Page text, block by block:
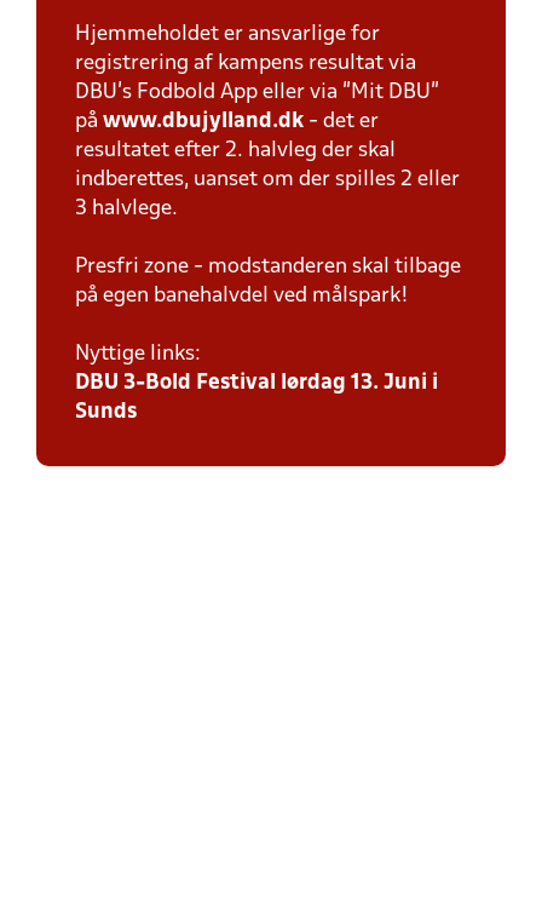
Hjemmeholdet er ansvarlige for
registrering af kampens resultat via
DBU’s Fodbold App eller via ”Mit DBU”
på www.dbujylland.dk - det er
resultatet efter 2. halvleg der skal
indberettes, uanset om der spilles 2 eller
3 halvlege.
Presfri zone - modstanderen skal tilbage
på egen banehalvdel ved målspark!
Nyttige links:
DBU 3-Bold Festival lørdag 13. Juni i
Sunds